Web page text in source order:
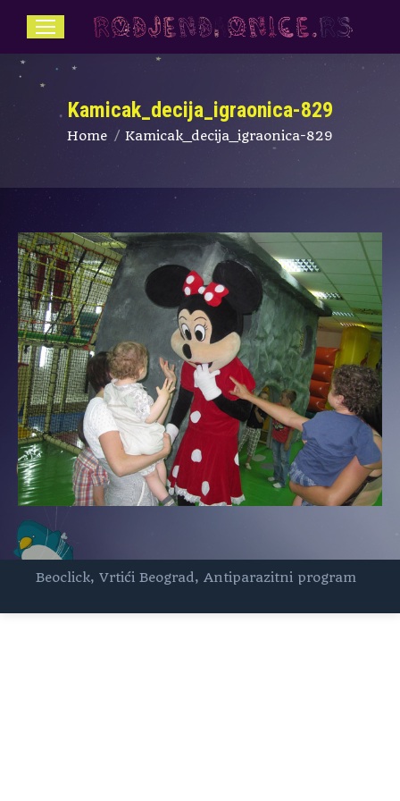
Kamicak_decija_igraonica-829
You are here:
Home Kamicak_decija_igraonica-829
Beoclick, Vrtići Beograd, Antiparazitni program